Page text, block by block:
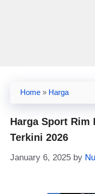
Home » Harga
Harga Sport Rim
Terkini 2026
January 6, 2025 by